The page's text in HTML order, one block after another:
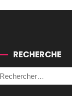
RECHERCHE